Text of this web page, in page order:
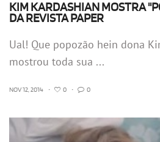
KIM KARDASHIAN MOSTRA
DA REVISTA PAPER
Ual! Que popozão hein dona
mostrou toda sua ...
NOV 12, 2014 • 0 • 0